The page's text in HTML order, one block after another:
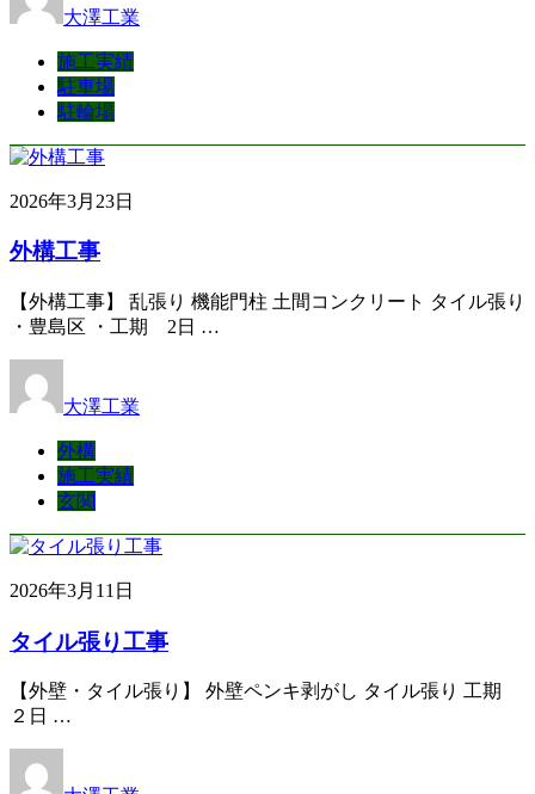
大澤工業
施工実績
駐車場
駐輪場
2026年3月23日
外構工事
【外構工事】 乱張り 機能門柱 土間コンクリート タイル張り
・豊島区 ・工期 2日 …
大澤工業
外構
施工実績
玄関
2026年3月11日
タイル張り工事
【外壁・タイル張り】 外壁ペンキ剥がし タイル張り 工期
２日 …